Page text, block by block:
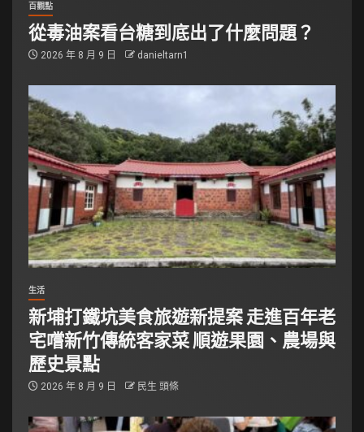
百觀點
從毒油案看台糖到底出了什麼問題？
2026 年 8 月 9 日 danieltarn1
生活
新埔打鐵坑美食旅遊新提案 走進百年老
宅嚐新竹傳統客家菜 順遊果園、農場與
歷史景點
2026 年 8 月 9 日 民生 頭條